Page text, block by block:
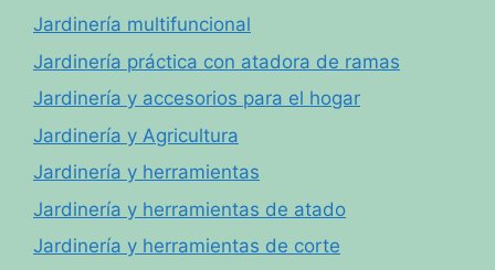
Jardinería multifuncional
Jardinería práctica con atadora de ramas
Jardinería y accesorios para el hogar
Jardinería y Agricultura
Jardinería y herramientas
Jardinería y herramientas de atado
Jardinería y herramientas de corte